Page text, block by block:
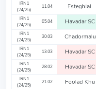
IRN1
(24/25)
11.04 Esteghlal
IRN1
(24/25)
05.04 Havadar SC
IRN1
(24/25)
30.03 Chadormalu
IRN1
(24/25)
13.03 Havadar SC
IRN1
(24/25)
28.02 Havadar SC
IRN1
(24/25)
21.02 Foolad Khu